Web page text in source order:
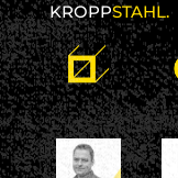
KROPPSTAHL.